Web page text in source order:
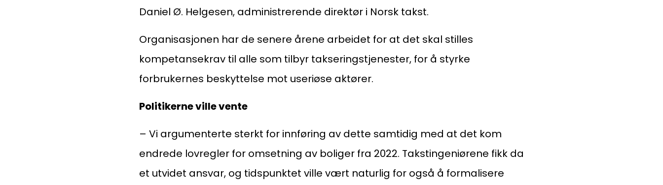
Daniel Ø. Helgesen, administrerende direktør i Norsk takst.
Organisasjonen har de senere årene arbeidet for at det skal stilles
kompetansekrav til alle som tilbyr takseringstjenester, for å styrke
forbrukernes beskyttelse mot useriøse aktører.
Politikerne ville vente
– Vi argumenterte sterkt for innføring av dette samtidig med at det kom
endrede lovregler for omsetning av boliger fra 2022. Takstingeniørene fikk da
et utvidet ansvar, og tidspunktet ville vært naturlig for også å formalisere